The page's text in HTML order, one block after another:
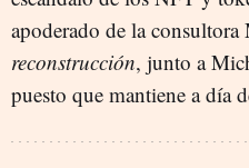
apoderado de la consultora
reconstrucción, junto a
puesto que mantiene a día